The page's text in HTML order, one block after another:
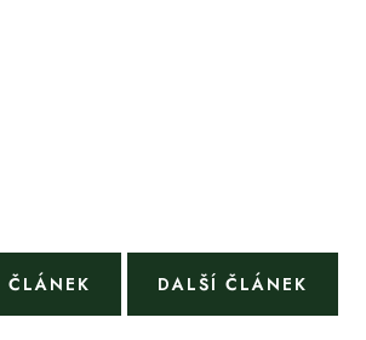
ČLÁNEK DALŠÍ ČLÁNEK